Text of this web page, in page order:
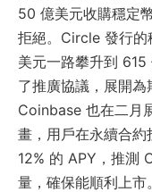
50 億美元收購穩定
拒絕。Circle 發行
美元一路攀升到
了推廣協議，展開
Coinbase 也在二月
畫，用戶在永續合
12% 的 APY，推測
量，確保能順利上市。